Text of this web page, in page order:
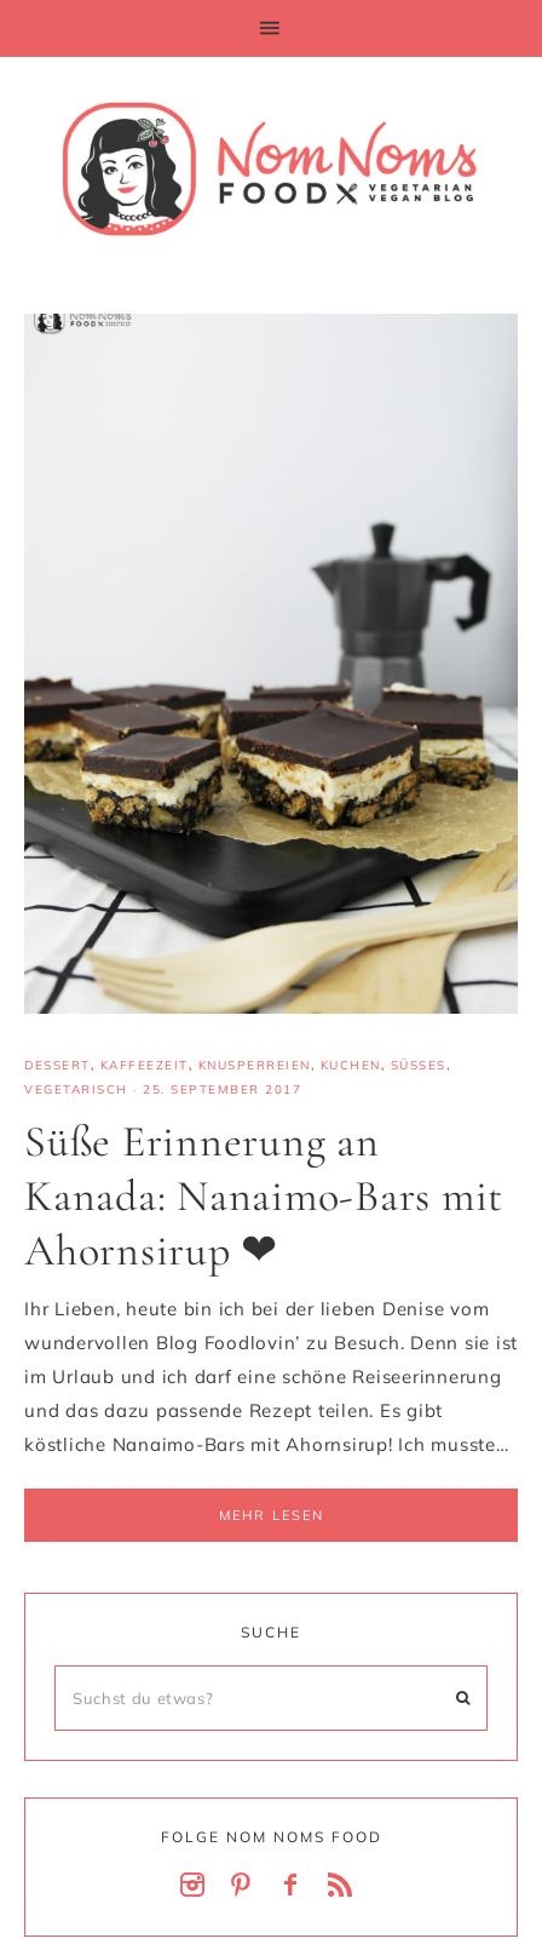
DESSERT, KAFFEEZEIT, KNUSPERREIEN, KUCHEN, SÜSSES
,
VEGETARISCH · 25. SEPTEMBER 2017
Süße Erinnerung an
Kanada: Nanaimo-Bars mit
Ahornsirup ❤
Ihr Lieben, heute bin ich bei der lieben Denise vom
wundervollen Blog Foodlovin’ zu Besuch. Denn sie ist
im Urlaub und ich darf eine schöne Reiseerinnerung
und das dazu passende Rezept teilen. Es gibt
köstliche Nanaimo-Bars mit Ahornsirup! Ich musste…
MEHR LESEN
SUCHE
FOLGE NOM NOMS FOOD